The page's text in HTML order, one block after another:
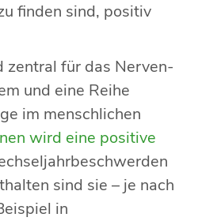
finden sind, positiv
zentral für das Nerven-
und eine Reihe
im menschlichen
wird eine positive
sind sie – je nach
in